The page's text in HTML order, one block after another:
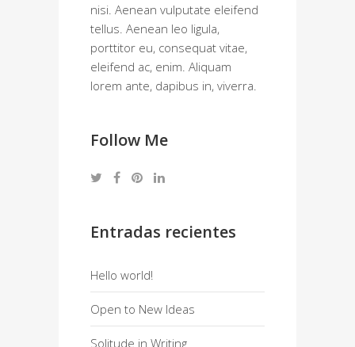
nisi. Aenean vulputate eleifend
tellus. Aenean leo ligula,
porttitor eu, consequat vitae,
eleifend ac, enim. Aliquam
lorem ante, dapibus in, viverra.
Follow Me
Entradas recientes
Hello world!
Open to New Ideas
Solitude in Writing